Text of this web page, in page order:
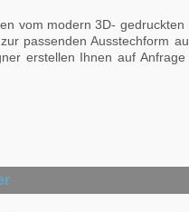
vom modern 3D- gedruckten
passenden Ausstechform
erstellen Ihnen auf